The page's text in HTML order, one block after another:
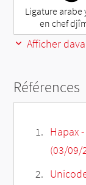
Ligature arabe
en chef
Afficher
Références
Hapax
(03/09/